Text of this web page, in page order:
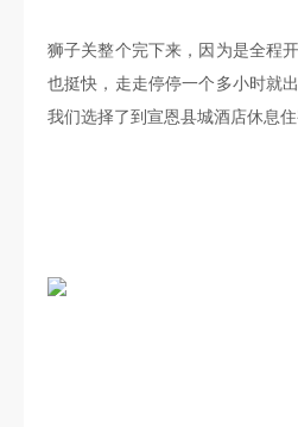
狮子关整个完下来，因为是全程
也挺快，走走停停一个多小时就
我们选择了到宣恩县城酒店休息